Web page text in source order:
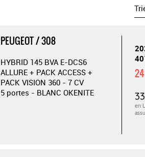
PEUGEOT / 308
HYBRID 145 BVA E-DCS6
ALLURE + PACK ACCESS +
PACK VISION 360 - 7 CV
5 portes - BLANC OKENITE